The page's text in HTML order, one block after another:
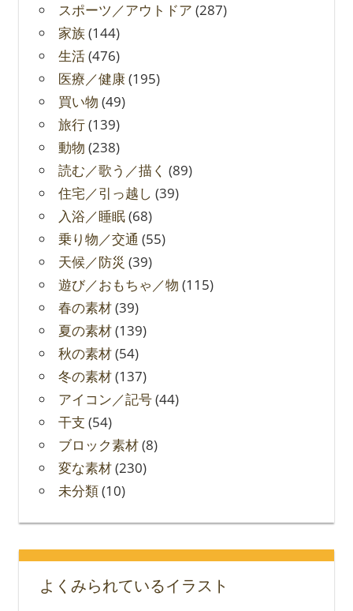
スポーツ／アウトドア (287)
家族(144)
生活(476)
医療／健康(195)
買い物 (49)
旅行(139)
動物 (238)
読む／歌う／描く (89)
住宅／引っ越し (39)
入浴／睡眠(68)
乗り物／交通 (55)
天候／防災 (39)
遊び／おもちゃ／物 (115)
春の素材(39)
夏の素材(139)
秋の素材(54)
冬の素材(137)
アイコン／記号(44)
干支 (54)
ブロック素材(8)
変な素材(230)
未分類(10)
よくみられているイラスト